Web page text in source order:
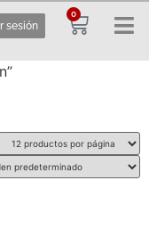
sesión
0